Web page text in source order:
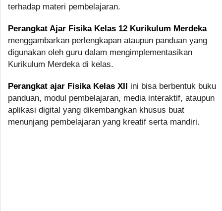
terhadap materi pembelajaran.
Perangkat Ajar Fisika Kelas 12 Kurikulum Merdeka
menggambarkan perlengkapan ataupun panduan yang
digunakan oleh guru dalam mengimplementasikan
Kurikulum Merdeka di kelas.
Perangkat ajar Fisika Kelas XII ini bisa berbentuk buku
panduan, modul pembelajaran, media interaktif, ataupun
aplikasi digital yang dikembangkan khusus buat
menunjang pembelajaran yang kreatif serta mandiri.